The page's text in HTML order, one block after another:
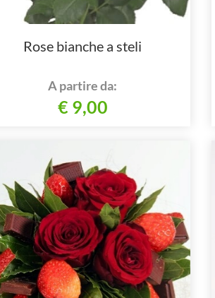
Rose bianche a steli
A partire da:
€ 9,00